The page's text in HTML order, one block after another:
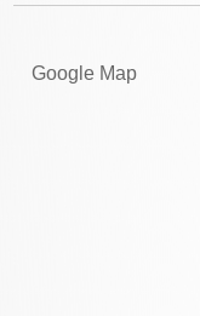
Google Map